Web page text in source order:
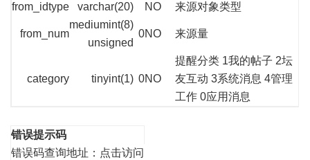
from_idtype varchar(20) NO 来源对象类型
from_num
mediumint(8)
unsigned
0NO 来源量
category tinyint(1) 0NO
提醒分类 1我的帖子 2坛
友互动 3系统消息 4管理
工作 0应用消息
错误提示码
错误码查询地址： 点击访问